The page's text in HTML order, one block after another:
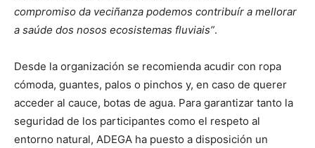
compromiso da veciñanza podemos contribuír a mellorar
a saúde dos nosos ecosistemas fluviais”.
Desde la organización se recomienda acudir con ropa
cómoda, guantes, palos o pinchos y, en caso de querer
acceder al cauce, botas de agua. Para garantizar tanto la
seguridad de los participantes como el respeto al
entorno natural, ADEGA ha puesto a disposición un